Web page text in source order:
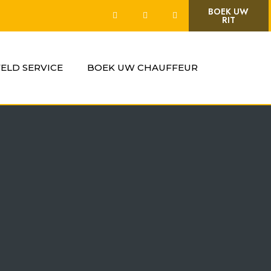
BOEK UW
RIT
SERVICE BOEK UW CHAUFFEUR